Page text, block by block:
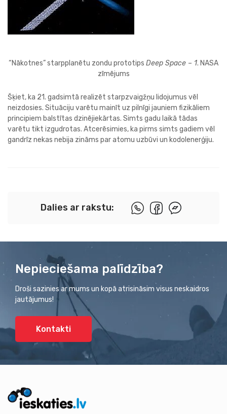
“Nākotnes” starpplanētu zondu prototips Deep Space – 1. NASA
zīmējums
Šķiet, ka 21. gadsimtā realizēt starpzvaigžņu lidojumus vēl
neizdosies. Situāciju varētu mainīt uz pilnīgi jauniem fizikāliem
principiem balstītas dzinējiekārtas. Simts gadu laikā tādas
varētu tikt izgudrotas. Atcerēsimies, ka pirms simts gadiem vēl
gandrīz nekas nebija zināms par atomu uzbūvi un kodolenerģiju.
Dalies ar rakstu:
Nepieciešama palīdzība?
Droši sazinies ar mums un kopā atrisināsim visus neskaidros
jautājumus!
Kontakti